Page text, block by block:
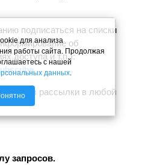
подписаться на списки
об
доступа и т.п.):
списков рассылки в любой
запросов.
для анализа
работы сайта. Продолжая
с нашей
данных.